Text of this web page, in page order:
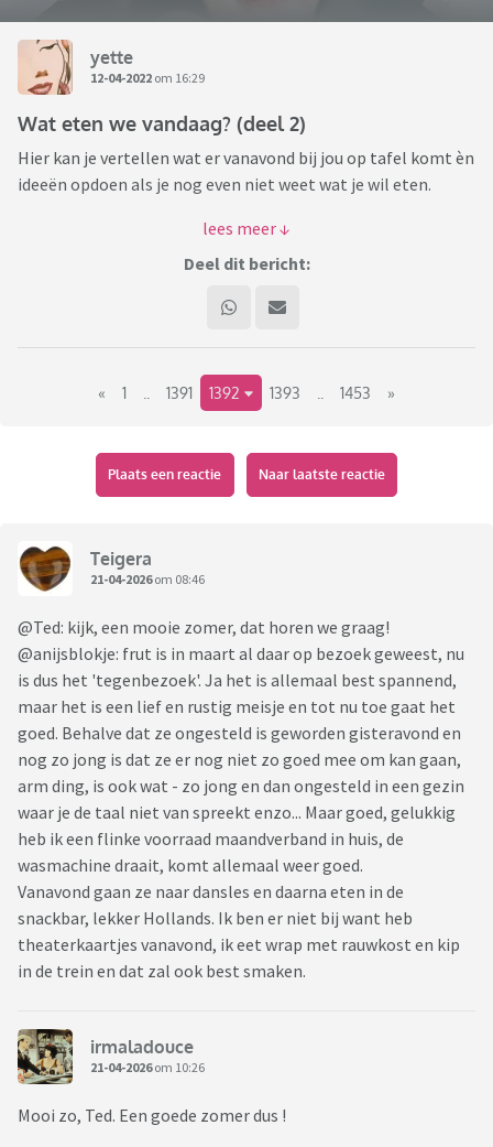
yette
12-04-2022 om 16:29
Wat eten we vandaag? (deel 2)
Hier kan je vertellen wat er vanavond bij jou op tafel komt èn
ideeën opdoen als je nog even niet weet wat je wil eten.
Na deel 1 door Dolfje (waarvoor dank!!!) is het tijd voor de 2e
gang ... smakelijke voortzetting!
Deel dit bericht:
« 1 1391 1392 1393 1453 »
Plaats een reactie Naar laatste reactie
Teigera
21-04-2026om 08:46
@Ted: kijk, een mooie zomer, dat horen we graag!
@anijsblokje: frut is in maart al daar op bezoek geweest, nu
is dus het 'tegenbezoek'. Ja het is allemaal best spannend,
maar het is een lief en rustig meisje en tot nu toe gaat het
goed. Behalve dat ze ongesteld is geworden gisteravond en
nog zo jong is dat ze er nog niet zo goed mee om kan gaan,
arm ding, is ook wat - zo jong en dan ongesteld in een gezin
waar je de taal niet van spreekt enzo... Maar goed, gelukkig
heb ik een flinke voorraad maandverband in huis, de
wasmachine draait, komt allemaal weer goed.
Vanavond gaan ze naar dansles en daarna eten in de
snackbar, lekker Hollands. Ik ben er niet bij want heb
theaterkaartjes vanavond, ik eet wrap met rauwkost en kip
in de trein en dat zal ook best smaken.
irmaladouce
21-04-2026om 10:26
Mooi zo, Ted. Een goede zomer dus !